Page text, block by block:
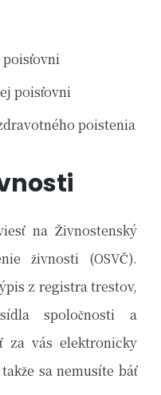
poisťovni
poisťovni
poistenia
na Živnostenský
živnosti (OSVČ).
z registra trestov,
spoločnosti a
za vás elektronicky
sa nemusíte báť